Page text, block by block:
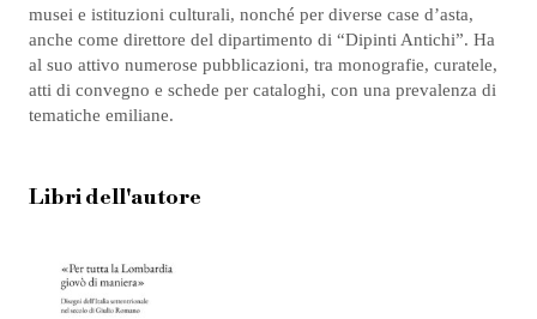
musei e istituzioni culturali, nonché per diverse case d’asta,
anche come direttore del dipartimento di “Dipinti Antichi”. Ha
al suo attivo numerose pubblicazioni, tra monografie, curatele,
atti di convegno e schede per cataloghi, con una prevalenza di
tematiche emiliane.
Libri dell'autore